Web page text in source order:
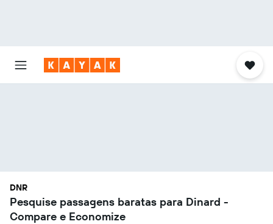
DNR
Pesquise passagens baratas para Dinard -
Compare e Economize